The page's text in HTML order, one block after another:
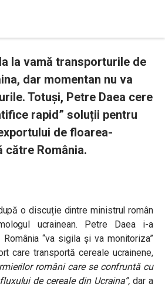
la vamă transporturile de
dar momentan nu va
Totuși, Petre Daea cere
rapid” soluții pentru
de floarea-
către România.
o discuție dintre ministrul român
ucrainean. Petre Daea i-a
“va sigila și va monitoriza”
care transportă cereale ucrainene,
români care se confruntă cu
de cereale din Ucraina”,dar a